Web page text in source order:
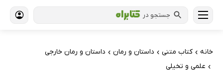
جستجو در
خانه › کتاب‌ متنی › داستان و رمان › داستان و رمان خارجی
› علمی و تخیلی